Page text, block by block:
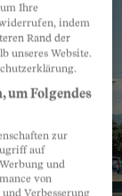
Ihre
indem
Rand der
unseres Website.
um Folgendes
zur
auf
und
von
Verbesserung